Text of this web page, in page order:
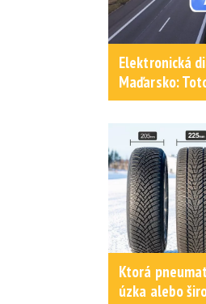
Elektronická
Maďarsko:
Ktorá
úzka alebo